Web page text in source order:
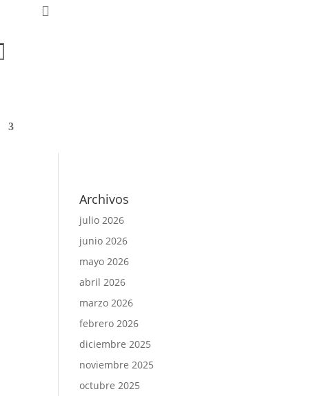
Archivos
julio 2026
junio 2026
mayo 2026
abril 2026
marzo 2026
febrero 2026
diciembre 2025
noviembre 2025
octubre 2025